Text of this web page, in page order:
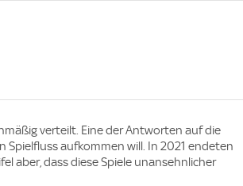
verteilt. Eine der Antworten auf die
Spielfluss aufkommen will. In 2021 endeten
aber, dass diese Spiele unansehnlicher